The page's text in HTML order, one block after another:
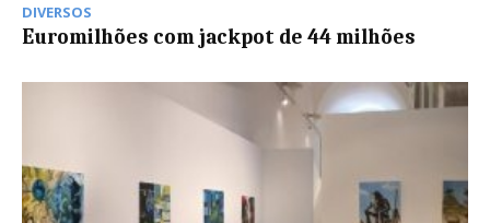
DIVERSOS
Euromilhões com jackpot de 44 milhões